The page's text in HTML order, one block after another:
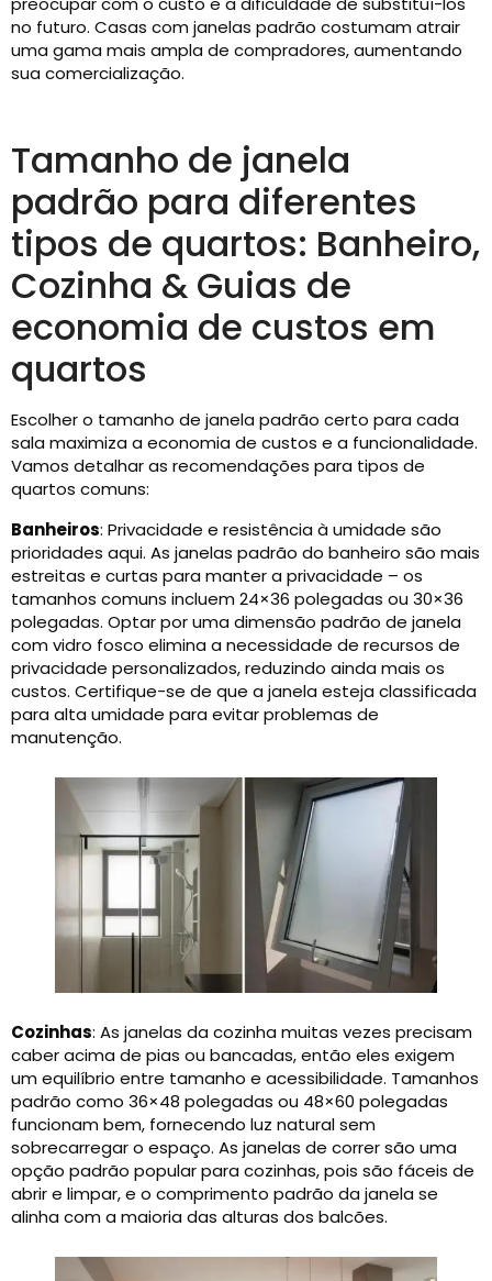
no futuro. Casas com janelas padrão costumam atrair
uma gama mais ampla de compradores, aumentando
sua comercialização.
Tamanho de janela
padrão para diferentes
tipos de quartos: Banheiro,
Cozinha & Guias de
economia de custos em
quartos
Escolher o tamanho de janela padrão certo para cada
sala maximiza a economia de custos e a funcionalidade.
Vamos detalhar as recomendações para tipos de
quartos comuns:
Banheiros: Privacidade e resistência à umidade são
prioridades aqui. As janelas padrão do banheiro são mais
estreitas e curtas para manter a privacidade – os
tamanhos comuns incluem 24×36 polegadas ou 30×36
polegadas. Optar por uma dimensão padrão de janela
com vidro fosco elimina a necessidade de recursos de
privacidade personalizados, reduzindo ainda mais os
custos. Certifique-se de que a janela esteja classificada
para alta umidade para evitar problemas de
manutenção.
Cozinhas: As janelas da cozinha muitas vezes precisam
caber acima de pias ou bancadas, então eles exigem
um equilíbrio entre tamanho e acessibilidade. Tamanhos
padrão como 36×48 polegadas ou 48×60 polegadas
funcionam bem, fornecendo luz natural sem
sobrecarregar o espaço. As janelas de correr são uma
opção padrão popular para cozinhas, pois são fáceis de
abrir e limpar, e o comprimento padrão da janela se
alinha com a maioria das alturas dos balcões.